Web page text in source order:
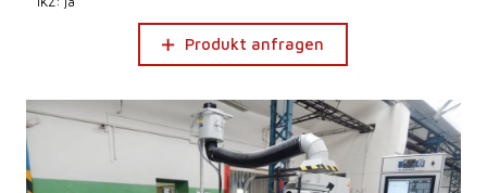
Produkt anfragen